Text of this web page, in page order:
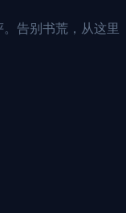
告别书荒，从这里